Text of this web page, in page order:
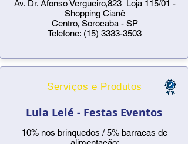
Av. Dr. Afonso Vergueiro,823 Loja 115/01 -
Shopping Cianê
Centro, Sorocaba - SP
Telefone: (15) 3333-3503
Serviços e Produtos
Lula Lelé - Festas Eventos
10% nos brinquedos / 5% barracas de